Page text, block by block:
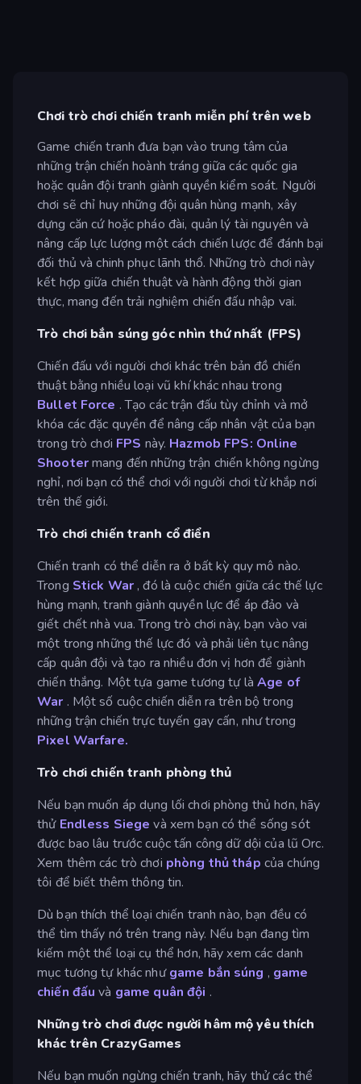
Chơi trò chơi chiến tranh miễn phí trên web
Game chiến tranh đưa bạn vào trung tâm của
những trận chiến hoành tráng giữa các quốc gia
hoặc quân đội tranh giành quyền kiểm soát. Người
chơi sẽ chỉ huy những đội quân hùng mạnh, xây
dựng căn cứ hoặc pháo đài, quản lý tài nguyên và
nâng cấp lực lượng một cách chiến lược để đánh bại
đối thủ và chinh phục lãnh thổ. Những trò chơi này
kết hợp giữa chiến thuật và hành động thời gian
thực, mang đến trải nghiệm chiến đấu nhập vai.
Trò chơi bắn súng góc nhìn thứ nhất (FPS)
Chiến đấu với người chơi khác trên bản đồ chiến
thuật bằng nhiều loại vũ khí khác nhau trong
Bullet Force . Tạo các trận đấu tùy chỉnh và mở
khóa các đặc quyền để nâng cấp nhân vật của bạn
trong trò chơi FPS này. Hazmob FPS: Online
Shootermang đến những trận chiến không ngừng
nghỉ, nơi bạn có thể chơi với người chơi từ khắp nơi
trên thế giới.
Trò chơi chiến tranh cổ điển
Chiến tranh có thể diễn ra ở bất kỳ quy mô nào.
Trong Stick War, đó là cuộc chiến giữa các thế lực
hùng mạnh, tranh giành quyền lực để áp đảo và
giết chết nhà vua. Trong trò chơi này, bạn vào vai
một trong những thế lực đó và phải liên tục nâng
cấp quân đội và tạo ra nhiều đơn vị hơn để giành
chiến thắng. Một tựa game tương tự là Age of
War . Một số cuộc chiến diễn ra trên bộ trong
những trận chiến trực tuyến gay cấn, như trong
Pixel Warfare.
Trò chơi chiến tranh phòng thủ
Nếu bạn muốn áp dụng lối chơi phòng thủ hơn, hãy
thử Endless Siege và xem bạn có thể sống sót
được bao lâu trước cuộc tấn công dữ dội của lũ Orc.
Xem thêm các trò chơi phòng thủ tháp của chúng
tôi để biết thêm thông tin.
Dù bạn thích thể loại chiến tranh nào, bạn đều có
thể tìm thấy nó trên trang này. Nếu bạn đang tìm
kiếm một thể loại cụ thể hơn, hãy xem các danh
mục tương tự khác nhưgame bắn súng , game
chiến đấu và game quân đội .
Những trò chơi được người hâm mộ yêu thích
khác trên CrazyGames
Nếu bạn muốn ngừng chiến tranh, hãy thử các thể